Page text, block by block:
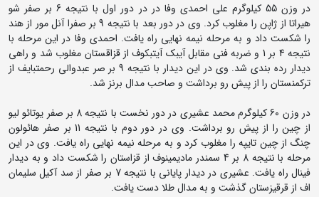
در وزن 55 کیلوگرم علی احمدی وفا در در دور اول با نتیجه 6 بر صفر شو
هیراتا از ژاپن را مغلوب کرد. وی در دور بعد با نتیجه 9 بر صفرا آنل مور از هند
را شکست داد و به مرحله نیمه نهایی راه یافت. احمدی وفا در این مرحله با
نتیجه 4 بر 1 و ضربه فنی مقابل آیبک آیتبکوف از قزاقستان مغلوب شد و راهی
دیدار رده بندی شد. وی در این دیدار با نتیجه 9 بر صر عبدوالی رحمتبایف از
ترکمنستان را از پیش رو برداشت و صاحب مدال برنز شد.
در وزن 60 کیلوگرم محمد عشیری در دور نخست با نتیجه 8 بر صفر یوتائو لیو
از چین را از پیش رو برداشت. وی در دور دوم با نتیجه 11 بر صفر هائولون
چنگ از چین تایپه را مغلوب کرد و به مرحله نیمه نهایی راه یافت. وی در این
مرحله با نتیجه 8 بر 4 سمندر مادیمینوف از قزاستان را شکست داد و به دیدار
فینال راه یافت. عشیری در دیدار پایانی با نتیجه 7 بر صفر از سد آکیل سلیمان
اف از قرقیزستان گذشت و به مدال طلا دست یافت.